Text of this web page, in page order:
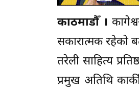
काठमाडौँ ।
सकारात्मक रहेको
तरेली साहित्य
प्रमुख अतिथि